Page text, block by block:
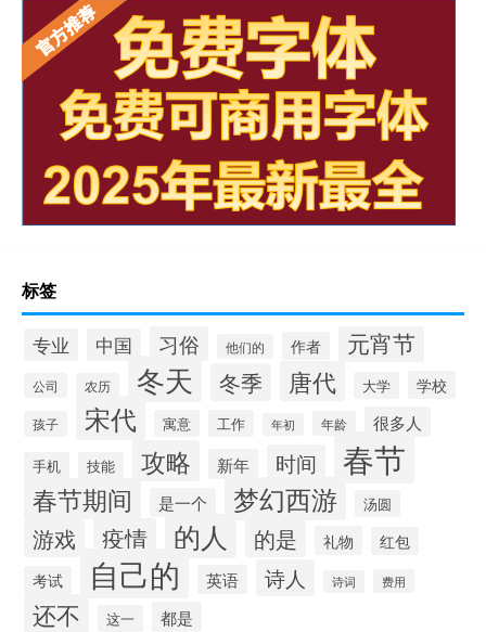
标签
专业 中国 习俗 他们的 作者 元宵节
公司 农历 冬天 冬季 唐代 大学 学校
孩子 宋代 寓意 工作 年初 年龄 很多人
手机 技能 攻略 新年 时间 春节
春节期间 是一个 梦幻西游 汤圆
游戏 疫情 的人 的是 礼物
红包
考试
自己的 英语 诗人 诗词 费用
还不 这一 都是